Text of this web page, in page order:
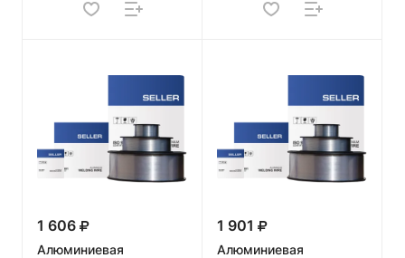
1 606
Алюминиевая
1 901
Алюминиевая